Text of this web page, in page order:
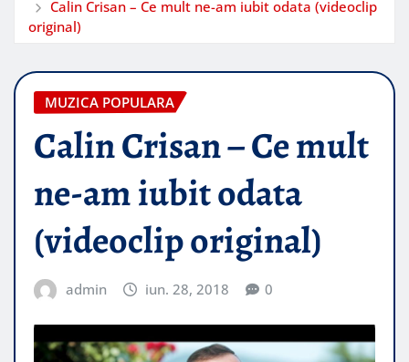
Calin Crisan – Ce mult ne-am iubit odata (videoclip
original)
MUZICA POPULARA
Calin Crisan – Ce mult
ne-am iubit odata
(videoclip original)
admin iun. 28, 2018 0